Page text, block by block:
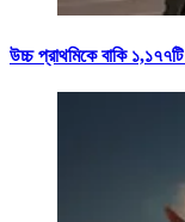
উচ্চ প্রাথমিকে বাকি ১,১৭৭টি